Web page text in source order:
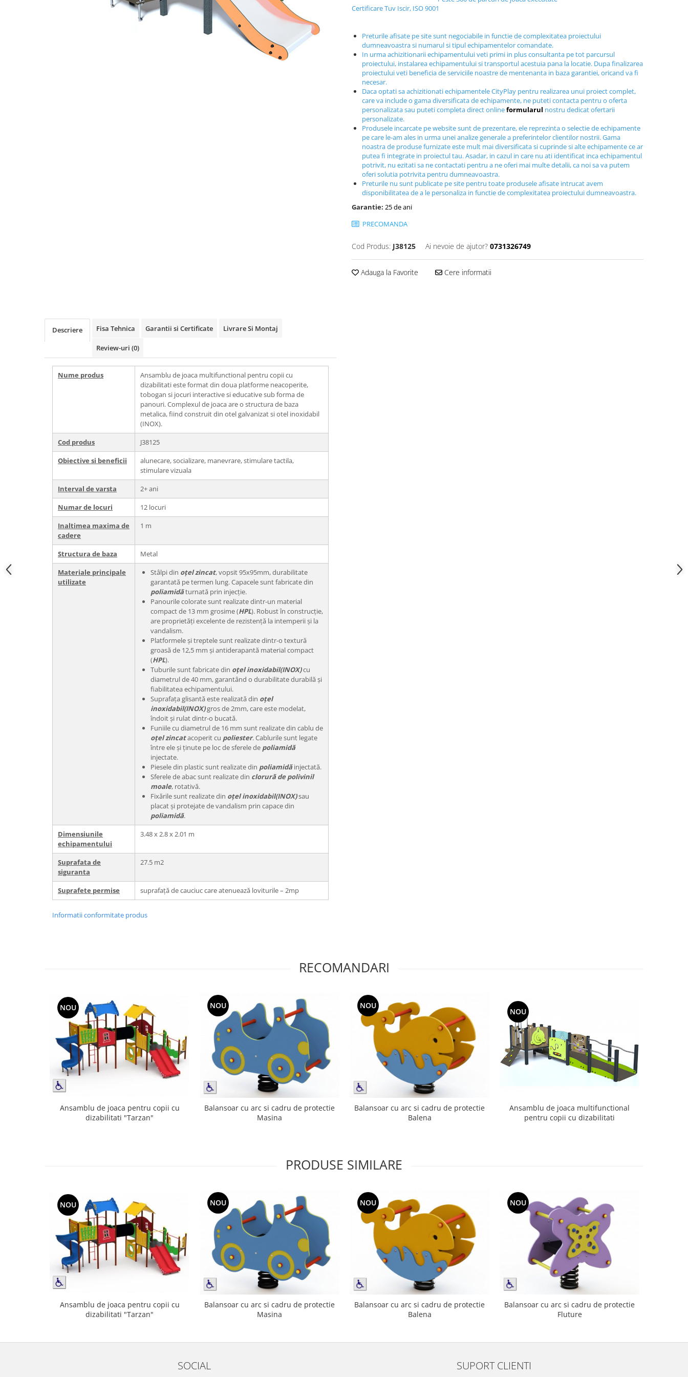
Foisoare si pergole
Rastel Biciclete
Certificare Tuv Iscir, ISO 9001
Preturile afisate pe site sunt negociabile in functie de complexitatea proiectului
dumneavoastra si numarul si tipul echipamentelor comandate.
In urma achizitionarii echipamentului veti primi in plus consultanta pe tot parcursul
proiectului, instalarea echipamentului si transportul acestuia pana la locatie. Dupa finalizarea
proiectului veti beneficia de serviciile noastre de mentenanta in baza garantiei, oricand va fi
necesar.
Daca optati sa achizitionati echipamentele CityPlay pentru realizarea unui proiect complet,
care va include o gama diversificata de echipamente, ne puteti contacta pentru o oferta
personalizata sau puteti completa direct onlineformularul nostru dedicat ofertarii
personalizate.
Produsele incarcate pe website sunt de prezentare, ele reprezinta o selectie de echipamente
pe care le-am ales in urma unei analize generale a preferintelor clientilor nostrii. Gama
noastra de produse furnizate este mult mai diversificata si cuprinde si alte echipamente ce ar
putea fi integrate in proiectul tau. Asadar, in cazul in care nu ati identificat inca echipamentul
potrivit, nu ezitati sa ne contactati pentru a ne oferi mai multe detalii, ca noi sa va putem
oferi solutia potrivita pentru dumneavoastra.
Preturile nu sunt publicate pe site pentru toate produsele afisate intrucat avem
disponibilitatea de a le personaliza in functie de complexitatea proiectului dumneavoastra.
Garantie: 25 de ani
PRECOMANDA
Cod Produs: J38125 Ai nevoie de ajutor? 0731326749
Adauga la Favorite Cere informatii
Descriere Fisa Tehnica Garantii si Certificate Livrare Si Montaj
Review-uri (0)
Nume produs
Ansamblu de joaca multifunctional pentru copii cu
dizabilitati este format din doua platforme neacoperite,
tobogan si jocuri interactive si educative sub forma de
panouri. Complexul de joaca are o structura de baza
metalica, fiind construit din otel galvanizat si otel inoxidabil
(INOX).
Cod produs
J38125
Obiective si beneficii
alunecare, socializare, manevrare, stimulare tactila,
stimulare vizuala
Interval de varsta
2+ ani
Numar de locuri
12 locuri
Inaltimea maxima de
cadere
1 m
Structura de baza
Metal
Materiale principale
utilizate
Stâlpi din oțel zincat, vopsit 95x95mm, durabilitate
garantată pe termen lung. Capacele sunt fabricate din
poliamidăturnată prin injecție.
Panourile colorate sunt realizate dintr-un material
compact de 13 mm grosime (HPL). Robust în construcție,
are proprietăți excelente de rezistență la intemperii și la
vandalism.
Platformele și treptele sunt realizate dintr-o textură
groasă de 12,5 mm și antiderapantă material compact
(HPL).
Tuburile sunt fabricate din oțel inoxidabil(INOX)cu
diametrul de 40 mm, garantând o durabilitate durabilă și
fiabilitatea echipamentului.
Suprafața glisantă este realizată din oțel
inoxidabil(INOX)gros de 2mm, care este modelat,
îndoit și rulat dintr-o bucată.
Funiile cu diametrul de 16 mm sunt realizate din cablu de
oțel zincatacoperit cu poliester. Cablurile sunt legate
între ele și ținute pe loc de sferele de poliamidă
injectate.
Piesele din plastic sunt realizate din poliamidăinjectată.
Sferele de abac sunt realizate din clorură de polivinil
moale, rotativă.
Fixările sunt realizate din oțel inoxidabil(INOX)sau
placat și protejate de vandalism prin capace din
poliamidă.
Dimensiunile
echipamentului
3.48 x 2.8 x 2.01 m
Suprafata de
siguranta
27.5 m2
Suprafete permise suprafață de cauciuc care atenuează loviturile – 2mp
Informatii conformitate produs
RECOMANDARI
NOU
Ansamblu de joaca pentru copii cu
dizabilitati "Tarzan"
NOU
Balansoar cu arc si cadru de protectie
Masina
NOU
Balansoar cu arc si cadru de protectie
Balena
NOU
Ansamblu de joaca multifunctional
pentru copii cu dizabilitati
PRODUSE SIMILARE
NOU
Ansamblu de joaca pentru copii cu
dizabilitati "Tarzan"
NOU
Balansoar cu arc si cadru de protectie
Masina
NOU
Balansoar cu arc si cadru de protectie
Balena
NOU
Balansoar cu arc si cadru de protectie
Fluture
SOCIAL SUPORT CLIENTI